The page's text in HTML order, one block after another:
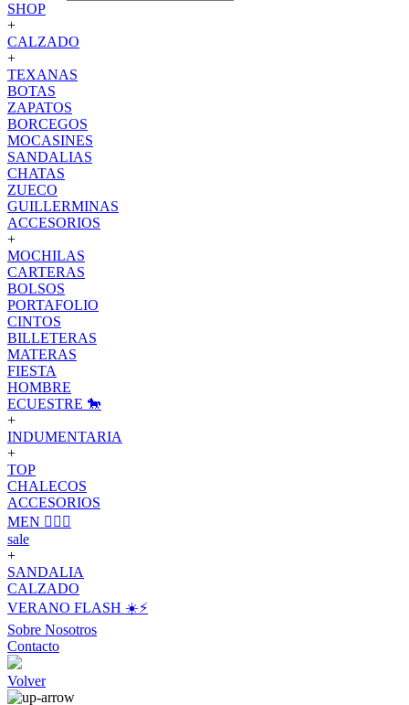
SHOP
+
CALZADO
+
TEXANAS
BOTAS
ZAPATOS
BORCEGOS
MOCASINES
SANDALIAS
CHATAS
ZUECO
GUILLERMINAS
ACCESORIOS
+
MOCHILAS
CARTERAS
BOLSOS
PORTAFOLIO
CINTOS
BILLETERAS
MATERAS
FIESTA
HOMBRE
ECUESTRE 🐎
+
INDUMENTARIA
+
TOP
CHALECOS
ACCESORIOS
MEN 🙋🏽‍♂️
sale
+
SANDALIA
CALZADO
VERANO FLASH ☀️⚡️
Sobre Nosotros
Contacto
Volver